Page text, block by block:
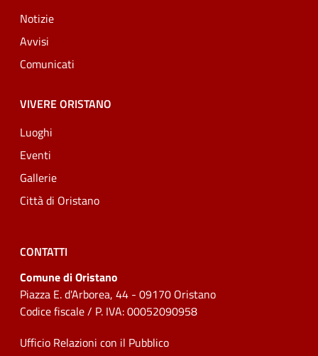
Notizie
Avvisi
Comunicati
VIVERE ORISTANO
Luoghi
Eventi
Gallerie
Città di Oristano
CONTATTI
Comune di Oristano
Piazza E. d'Arborea, 44 - 09170 Oristano
Codice fiscale / P. IVA: 00052090958
Ufficio Relazioni con il Pubblico